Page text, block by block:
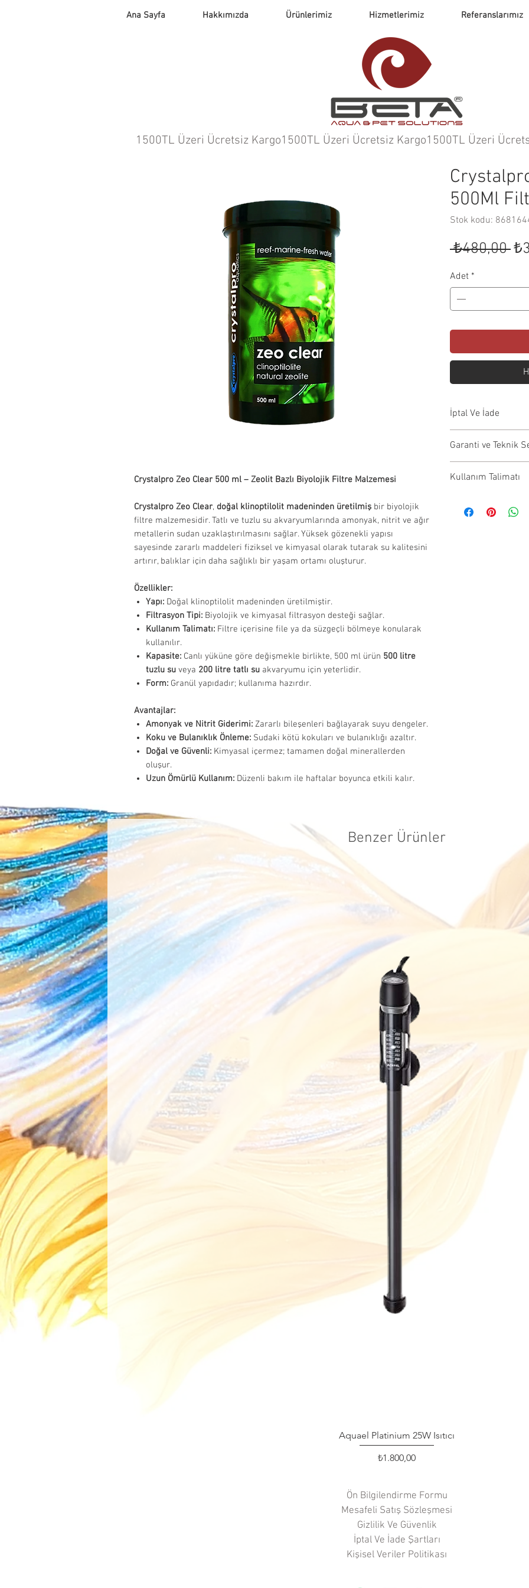
Ana Sayfa Hakkımızda Ürünlerimiz Hizmetlerimiz Referanslarımız
1500TL Üzeri Ücretsiz Kargo
Crystalpro Zeo Clear 500 ml – Zeolit Bazlı Biyolojik Filtre Malzemesi
Crystalpro Zeo Clear, doğal klinoptilolit madeninden üretilmiş bir biyolojik
filtre malzemesidir. Tatlı ve tuzlu su akvaryumlarında amonyak, nitrit ve ağır
metallerin sudan uzaklaştırılmasını sağlar. Yüksek gözenekli yapısı
sayesinde zararlı maddeleri fiziksel ve kimyasal olarak tutarak su kalitesini
artırır, balıklar için daha sağlıklı bir yaşam ortamı oluşturur.
Özellikler:
Yapı: Doğal klinoptilolit madeninden üretilmiştir.
Filtrasyon Tipi: Biyolojik ve kimyasal filtrasyon desteği sağlar.
Kullanım Talimatı: Filtre içerisine file ya da süzgeçli bölmeye konularak
kullanılır.
Kapasite: Canlı yüküne göre değişmekle birlikte, 500 ml ürün 500 litre
tuzlu su veya 200 litre tatlı su akvaryumu için yeterlidir.
Form: Granül yapıdadır; kullanıma hazırdır.
Avantajlar:
Amonyak ve Nitrit Giderimi: Zararlı bileşenleri bağlayarak suyu dengeler.
Koku ve Bulanıklık Önleme: Sudaki kötü kokuları ve bulanıklığı azaltır.
Doğal ve Güvenli: Kimyasal içermez; tamamen doğal minerallerden
oluşur.
Uzun Ömürlü Kullanım: Düzenli bakım ile haftalar boyunca etkili kalır.
500Ml
Stok kodu:
₺480,00
Adet *
İptal Ve İade
önce iptal
ödemeniz aynı
İade Koşulları:
İade
görmemiş
Orijinal
ulaştıktan
işlendikten
ödeme
Cayma
iadelerde,
firmaları
tarafımızca
ücreti
Garanti ve Teknik
Garanti
onarım,
Garanti
firması ile
Kullanım Talimatı
Ürün sayfasında
talimatları
alma işleminizden
Benzer Ürünler
Hızlı Bakış
Aquael Platinium 25W Isıtıcı
Fiyat
₺1.800,00
Ön Bilgilendirme Formu
Mesafeli Satış Sözleşmesi
Gizlilik Ve Güvenlik
İptal Ve İade Şartları
Kişisel Veriler Politikası